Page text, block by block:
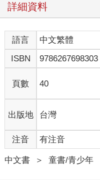
詳細資料
語言 中文繁體
ISBN
9786267698303
頁數 40
出版地 台灣
注音 有注音
中文書 ＞ 童書/青少年